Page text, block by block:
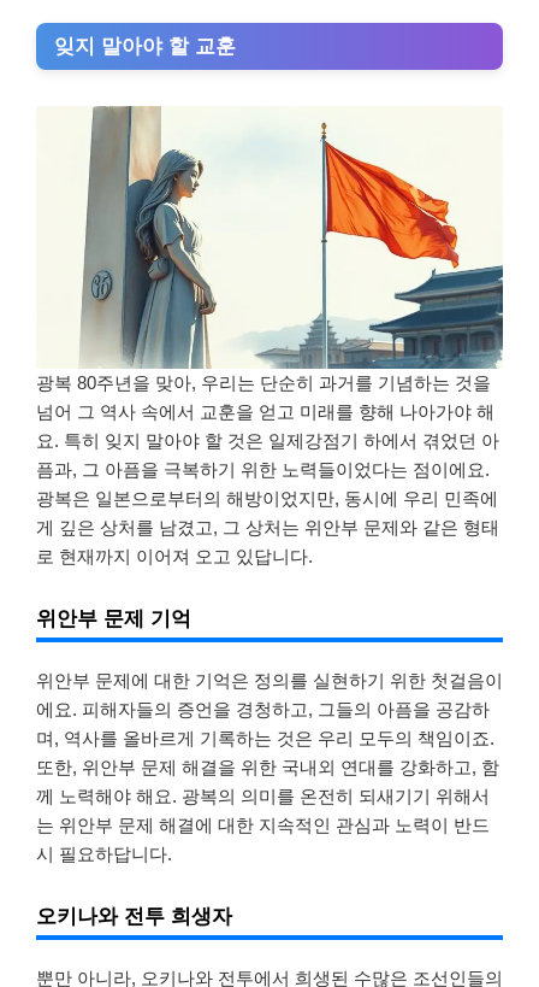
잊지 말아야 할 교훈
광복 80주년을 맞아, 우리는 단순히 과거를 기념하는 것을
넘어 그 역사 속에서 교훈을 얻고 미래를 향해 나아가야 해
요. 특히 잊지 말아야 할 것은 일제강점기 하에서 겪었던 아
픔과, 그 아픔을 극복하기 위한 노력들이었다는 점이에요.
광복은 일본으로부터의 해방이었지만, 동시에 우리 민족에
게 깊은 상처를 남겼고, 그 상처는 위안부 문제와 같은 형태
로 현재까지 이어져 오고 있답니다.
위안부 문제 기억
위안부 문제에 대한 기억은 정의를 실현하기 위한 첫걸음이
에요. 피해자들의 증언을 경청하고, 그들의 아픔을 공감하
며, 역사를 올바르게 기록하는 것은 우리 모두의 책임이죠.
또한, 위안부 문제 해결을 위한 국내외 연대를 강화하고, 함
께 노력해야 해요. 광복의 의미를 온전히 되새기기 위해서
는 위안부 문제 해결에 대한 지속적인 관심과 노력이 반드
시 필요하답니다.
오키나와 전투 희생자
뿐만 아니라, 오키나와 전투에서 희생된 수많은 조선인들의